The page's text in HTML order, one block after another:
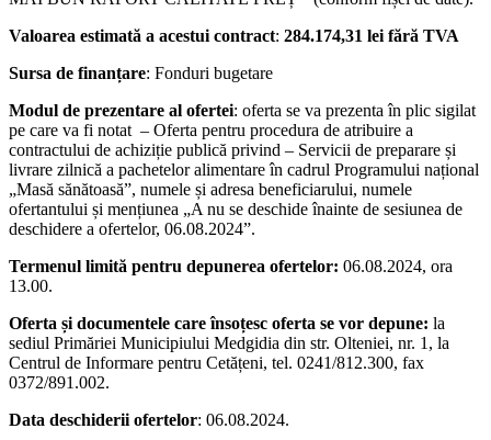
Valoarea estimată a acestui contract: 284.174,31 lei fără TVA
Sursa de finanțare: Fonduri bugetare
Modul de prezentare al ofertei: oferta se va prezenta în plic sigilat
pe care va fi notat – Oferta pentru procedura de atribuire a
contractului de achiziție publică privind – Servicii de preparare și
livrare zilnică a pachetelor alimentare în cadrul Programului național
„Masă sănătoasă”, numele și adresa beneficiarului, numele
ofertantului și mențiunea „A nu se deschide înainte de sesiunea de
deschidere a ofertelor, 06.08.2024”.
Termenul limită pentru depunerea ofertelor: 06.08.2024, ora
13.00.
Oferta și documentele care însoțesc oferta se vor depune: la
sediul Primăriei Municipiului Medgidia din str. Olteniei, nr. 1, la
Centrul de Informare pentru Cetățeni, tel. 0241/812.300, fax
0372/891.002.
Data deschiderii ofertelor: 06.08.2024.